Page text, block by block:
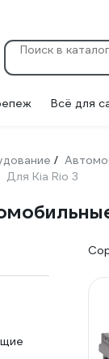
Всё для
/
Для Kia Rio 3